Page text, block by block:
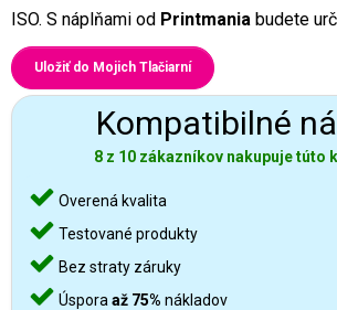
ISO. S náplňami od Printmania budete
Uložiť do Mojich Tlačiarní
Kompatibilné
8 z 10 zákazníkov nakupuje túto
Overená kvalita
Testované produkty
Bez straty záruky
Úspora až 75% nákladov